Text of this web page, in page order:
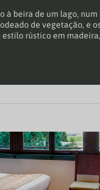
à beira de um lago,
de vegetação, e
estilo rústico em